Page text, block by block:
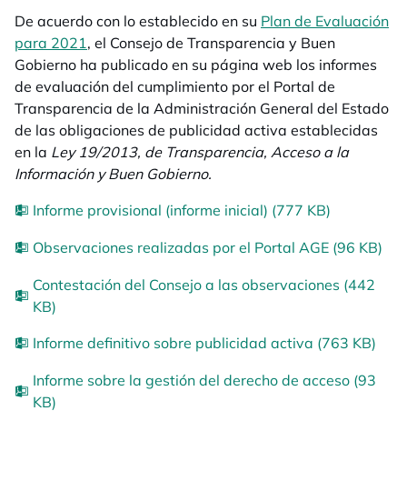
De acuerdo con lo establecido en su Plan de Evaluación
para 2021, el Consejo de Transparencia y Buen
Gobierno ha publicado en su página web los informes
de evaluación del cumplimiento por el Portal de
Transparencia de la Administración General del Estado
de las obligaciones de publicidad activa establecidas
en la Ley 19/2013, de Transparencia, Acceso a la
Información y Buen Gobierno.
Informe provisional (informe inicial) (777 KB)
Observaciones realizadas por el Portal AGE (96 KB)
Contestación del Consejo a las observaciones (442
KB)
Informe definitivo sobre publicidad activa (763 KB)
Informe sobre la gestión del derecho de acceso (93
KB)